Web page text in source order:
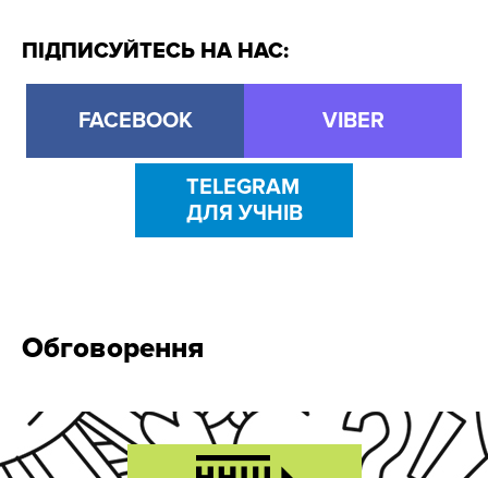
ПІДПИСУЙТЕСЬ НА НАС:
FACEBOOK VIBER
TELEGRAM
ДЛЯ УЧНІВ
Обговорення